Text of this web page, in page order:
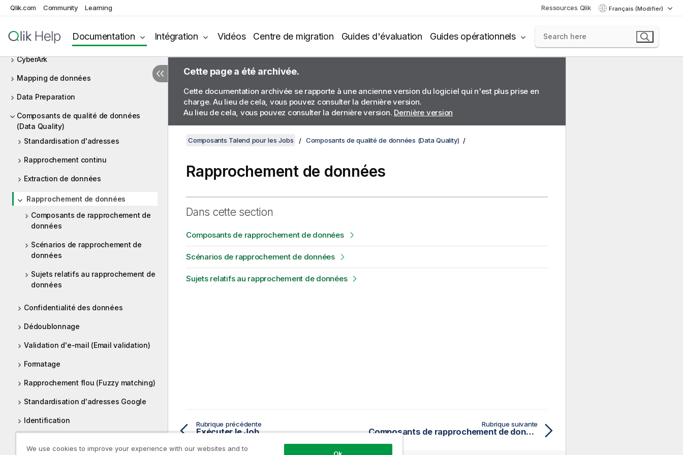
Qlik.com Community Learning Ressources Qlik Français (Modifier)
Documentation Intégration Vidéos Centre de migration Guides d'évaluation Guides opérationnels
Couchbase
CyberArk
Mapping de données
Data Preparation
Composants de qualité de données
(Data Quality)
Standardisation d'adresses
Rapprochement continu
Extraction de données
Rapprochement de données
Composants de rapprochement de
données
Scénarios de rapprochement de
données
Sujets relatifs au rapprochement de
données
Confidentialité des données
Dédoublonnage
Validation d'e-mail (Email validation)
Formatage
Rapprochement flou (Fuzzy matching)
Standardisation d'adresses Google
Identification
Cette page a été archivée.
Cette documentation archivée se rapporte à une ancienne version du logiciel qui n'est plus prise en
charge. Au lieu de cela, vous pouvez consulter la dernière version.
Au lieu de cela, vous pouvez consulter la dernière version. Dernière version
Composants Talend pour les Jobs Composants de qualité de données (Data Quality)
Rapprochement de données
Dans cette section
Composants de rapprochement de données
Scénarios de rapprochement de données
Sujets relatifs au rapprochement de données
Rubrique précédente
Exécuter le Job
Rubrique suivante
Composants de rapprochement de données
We use cookies to improve your experience with our websites and to